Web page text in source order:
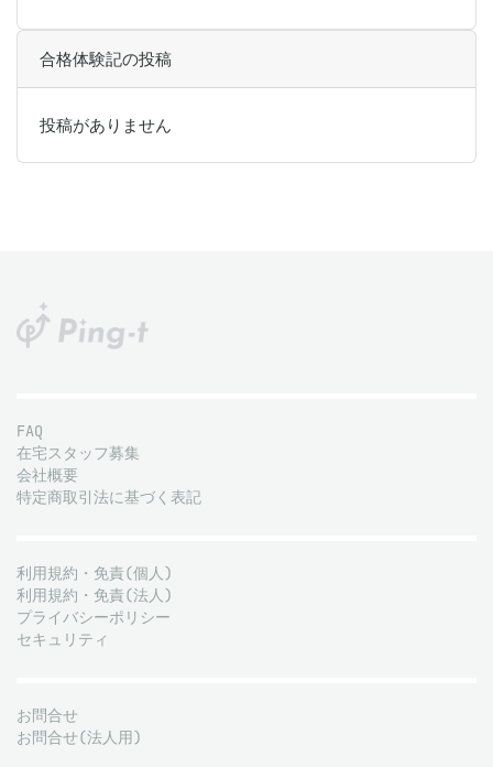
合格体験記の投稿
投稿がありません
FAQ
在宅スタッフ募集
会社概要
特定商取引法に基づく表記
利用規約・免責(個人)
利用規約・免責(法人)
プライバシーポリシー
セキュリティ
お問合せ
お問合せ(法人用)